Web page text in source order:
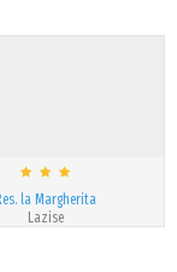
la Margherita
Lazise